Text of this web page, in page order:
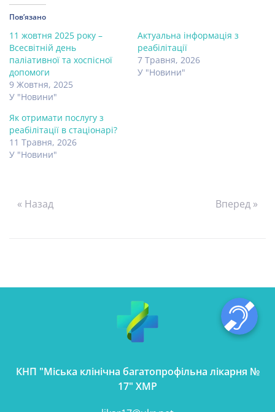
Пов’язано
11 жовтня 2025 року –
Всесвітній день
паліативної та хоспісної
допомоги
9 Жовтня, 2025
У "Новини"
Актуальна інформація з
реабілітації
7 Травня, 2026
У "Новини"
Як отримати послугу з
реабілітації в стаціонарі?
11 Травня, 2026
У "Новини"
« Назад Вперед »
КНП "Міська клінічна багатопрофільна лікарня №
17" ХМР